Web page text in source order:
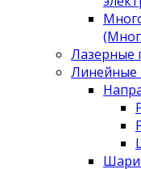
Лазерные
Линейные